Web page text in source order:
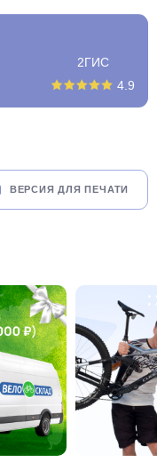
2ГИС
4.9
ВЕРСИЯ ДЛЯ ПЕЧАТИ